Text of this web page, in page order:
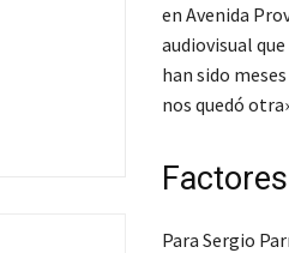
en Avenida
audiovisual
han sido
nos quedó
Para Sergio